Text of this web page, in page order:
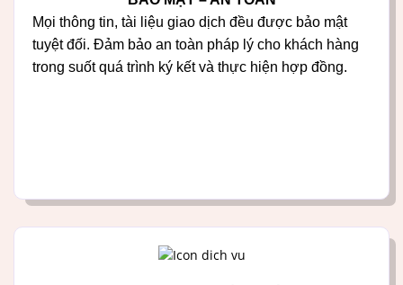
Mọi thông tin, tài liệu giao dịch đều được bảo mật
tuyệt đối. Đảm bảo an toàn pháp lý cho khách hàng
trong suốt quá trình ký kết và thực hiện hợp đồng.